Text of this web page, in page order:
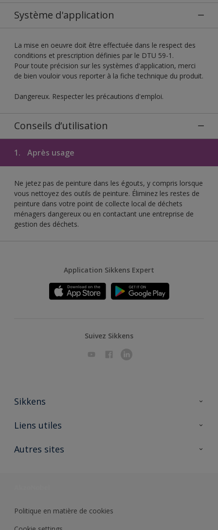
Système d'application
La mise en oeuvre doit être effectuée dans le respect des
conditions et prescription définies par le DTU 59-1.
Pour toute précision sur les systèmes d'application, merci
de bien vouloir vous reporter à la fiche technique du produit.
Dangereux. Respecter les précautions d'emploi.
Conseils d’utilisation
1. Après usage
Ne jetez pas de peinture dans les égouts, y compris lorsque
vous nettoyez des outils de peinture. Éliminez les restes de
peinture dans votre point de collecte local de déchets
ménagers dangereux ou en contactant une entreprise de
gestion des déchets.
Application Sikkens Expert
Suivez Sikkens
Sikkens
A propos de Sikkens
Liens utiles
Ouvrir un magasin PASS
Autres sites
Politique en matière de cookies